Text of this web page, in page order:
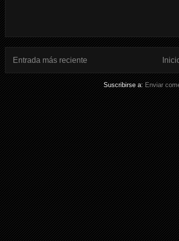
Entrada más reciente
Suscribirse a: Enviar